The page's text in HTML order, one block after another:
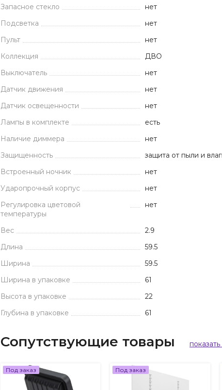
Запасное стекло
нет
Подсветка
нет
Пульт
нет
Коллекция
ДВО
Выключатель
нет
Датчик движения
нет
Датчик освещенности
нет
Лампы в комплекте
есть
Наличие диммера
нет
Защищенность
защита от пыли и
Встроенный ночник
нет
Ударопрочный корпус
нет
Регулировка цветовой
температуры
нет
Вес
2.9
Длина
59.5
Ширина
59.5
Ширина в упаковке
61
Высота в упаковке
22
Глубина в упаковке
61
Сопутствующие товары показать
Под заказ Под заказ